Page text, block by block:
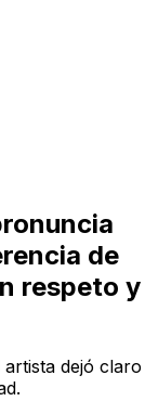
de
respeto y
dejó claro